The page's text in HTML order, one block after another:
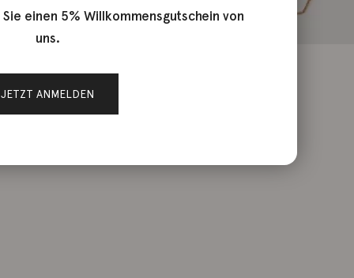
einen 5% Willkommensgutschein von
uns.
JETZT ANMELDEN